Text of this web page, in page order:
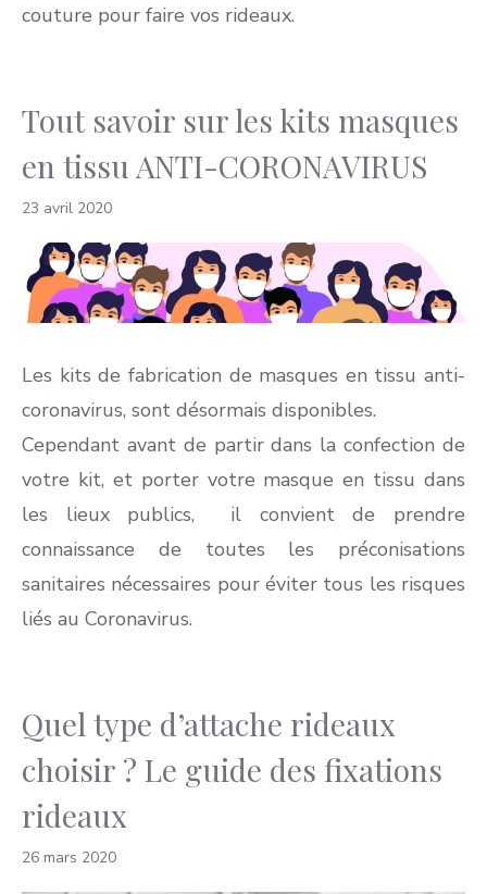
couture pour faire vos rideaux.
Tout savoir sur les kits masques
en tissu ANTI-CORONAVIRUS
23 avril 2020
Les kits de fabrication de masques en tissu anti-
coronavirus, sont désormais disponibles.
Cependant avant de partir dans la confection de
votre kit, et porter votre masque en tissu dans
les lieux publics, il convient de prendre
connaissance de toutes les préconisations
sanitaires nécessaires pour éviter tous les risques
liés au Coronavirus.
Quel type d’attache rideaux
choisir ? Le guide des fixations
rideaux
26 mars 2020